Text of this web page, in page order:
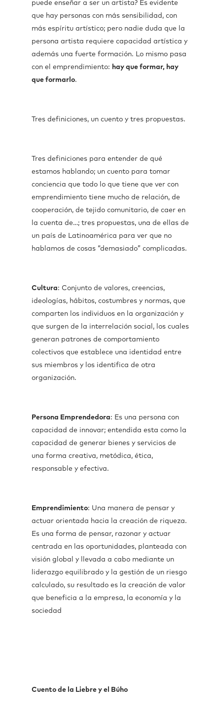
puede enseñar a ser un artista? Es evidente
que hay personas con más sensibilidad, con
más espíritu artístico; pero nadie duda que la
persona artista requiere capacidad artística y
además una fuerte formación. Lo mismo pasa
con el emprendimiento: hay que formar, hay
que formarlo.
Tres definiciones, un cuento y tres propuestas.
Tres definiciones para entender de qué
estamos hablando; un cuento para tomar
conciencia que todo lo que tiene que ver con
emprendimiento tiene mucho de relación, de
cooperación, de tejido comunitario, de caer en
la cuenta de…; tres propuestas, una de ellas de
un país de Latinoamérica para ver que no
hablamos de cosas “demasiado” complicadas.
Cultura: Conjunto de valores, creencias,
ideologías, hábitos, costumbres y normas, que
comparten los individuos en la organización y
que surgen de la interrelación social, los cuales
generan patrones de comportamiento
colectivos que establece una identidad entre
sus miembros y los identifica de otra
organización.
Persona Emprendedora: Es una persona con
capacidad de innovar; entendida esta como la
capacidad de generar bienes y servicios de
una forma creativa, metódica, ética,
responsable y efectiva.
Emprendimiento: Una manera de pensar y
actuar orientada hacia la creación de riqueza.
Es una forma de pensar, razonar y actuar
centrada en las oportunidades, planteada con
visión global y llevada a cabo mediante un
liderazgo equilibrado y la gestión de un riesgo
calculado, su resultado es la creación de valor
que beneficia a la empresa, la economía y la
sociedad
Cuento de la Liebre y el Búho